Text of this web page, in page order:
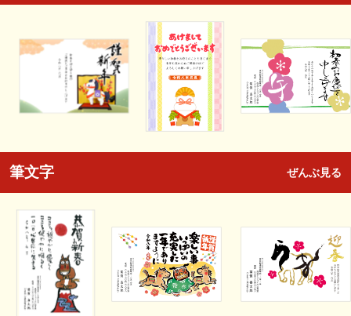
筆文字 ぜんぶ見る